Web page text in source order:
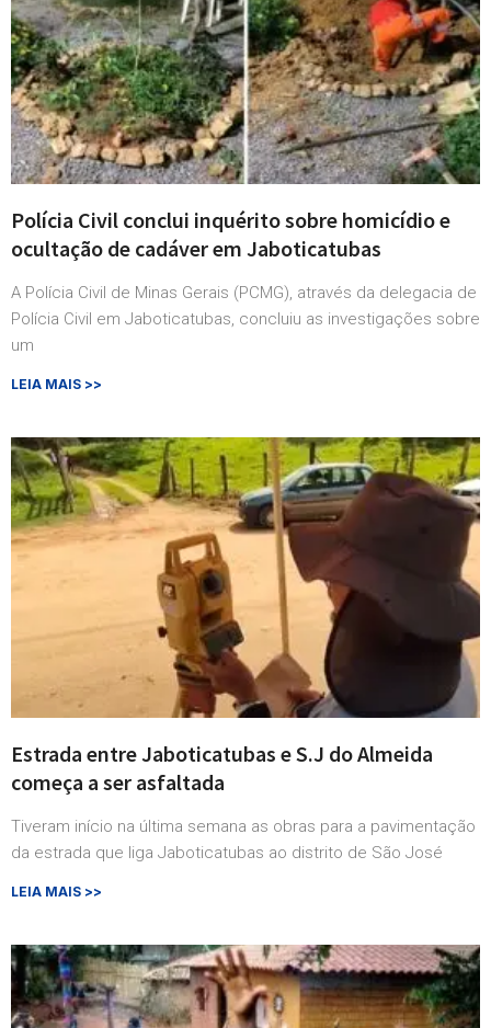
Polícia Civil conclui inquérito sobre homicídio e
ocultação de cadáver em Jaboticatubas
A Polícia Civil de Minas Gerais (PCMG), através da delegacia de
Polícia Civil em Jaboticatubas, concluiu as investigações sobre
um
LEIA MAIS >>
Estrada entre Jaboticatubas e S.J do Almeida
começa a ser asfaltada
Tiveram início na última semana as obras para a pavimentação
da estrada que liga Jaboticatubas ao distrito de São José
LEIA MAIS >>